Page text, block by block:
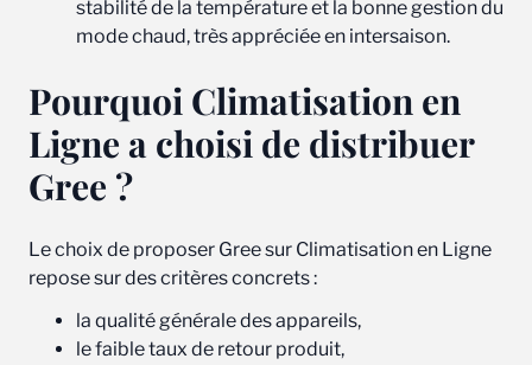
stabilité de la température et la bonne gestion du
mode chaud, très appréciée en intersaison.
Pourquoi Climatisation en
Ligne a choisi de distribuer
Gree ?
Le choix de proposer Gree sur Climatisation en Ligne
repose sur des critères concrets :
la qualité générale des appareils,
le faible taux de retour produit,